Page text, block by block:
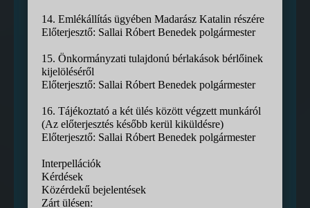
14. Emlékállítás ügyében Madarász Katalin részére
Előterjesztő: Sallai Róbert Benedek polgármester
15. Önkormányzati tulajdonú bérlakások bérlőinek
kijelöléséről
Előterjesztő: Sallai Róbert Benedek polgármester
16. Tájékoztató a két ülés között végzett munkáról
(Az előterjesztés később kerül kiküldésre)
Előterjesztő: Sallai Róbert Benedek polgármester
Interpellációk
Kérdések
Közérdekű bejelentések
Zárt ülésen: